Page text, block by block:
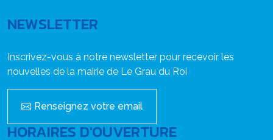
NEWSLETTER
Inscrivez-vous à notre newsletter pour recevoir les
nouvelles de la mairie de Le Grau du Roi
Renseignez votre email
HORAIRES D'OUVERTURE